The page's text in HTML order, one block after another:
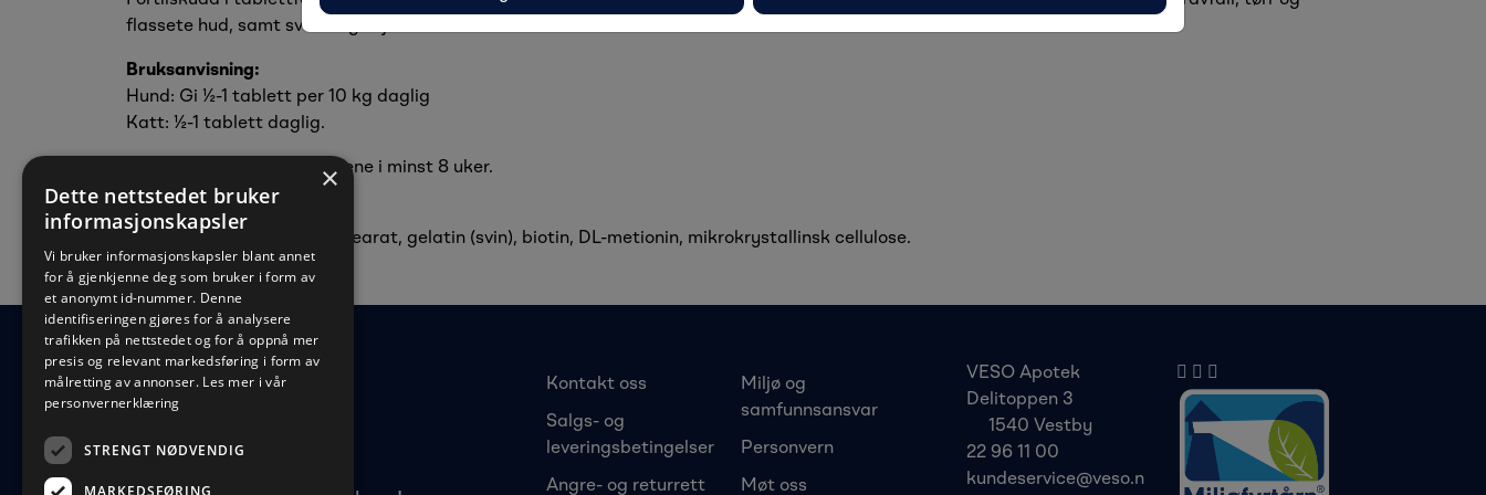
flassete hud, samt svake og skjøre klør.
Bruksanvisning:
Hund: Gi ½-1 tablett per 10 kg daglig
Katt: ½-1 tablett daglig.
Det anbefales å gi tablettene i minst 8 uker.
Innhold:
Maisstivelse, magnesiumstearat, gelatin (svin), biotin, DL-metionin, mikrokrystallinsk cellulose.
Kontakt oss
Salgs- og
leveringsbetingelser
Angre- og returrett
Miljø og
samfunnsansvar
Personvern
Møt oss
VESO Apotek
Delitoppen 3
1540 Vestby
22 96 11 00
kundeservice@veso.n
×
Dette nettstedet bruker
informasjonskapsler
Vi bruker informasjonskapsler blant annet
for å gjenkjenne deg som bruker i form av
et anonymt id-nummer. Denne
identifiseringen gjøres for å analysere
trafikken på nettstedet og for å oppnå mer
presis og relevant markedsføring i form av
målretting av annonser. Les mer i vår
personvernerklæring
STRENGT NØDVENDIG
MARKEDSFØRING